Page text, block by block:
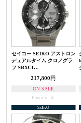
セイコー SEIKO アストロン
デュアルタイム クロノグラ
フ SBXC1…
217,800円
ON SALE
Favorite
SEIKO